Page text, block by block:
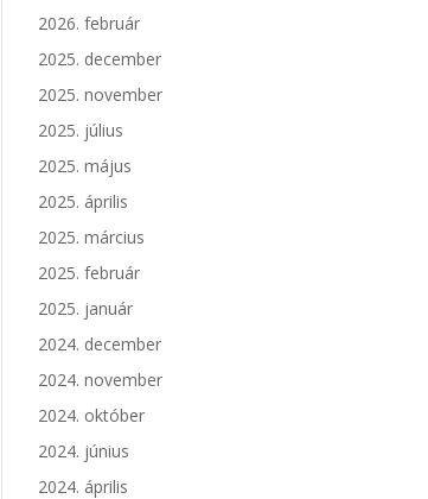
2026. február
2025. december
2025. november
2025. július
2025. május
2025. április
2025. március
2025. február
2025. január
2024. december
2024. november
2024. október
2024. június
2024. április